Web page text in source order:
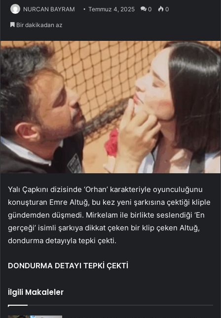
NURCAN BAYRAM Temmuz 4, 2025 0 0
Bir dakikadan az
Yalı Çapkını dizisinde ‘Orhan’ karakteriyle oyunculuğunu
konuşturan Emre Altuğ, bu kez yeni şarkısına çektiği kliple
gündemden düşmedi. Mirkelam ile birlikte seslendiği ‘En
gerçeği’ isimli şarkıya dikkat çeken bir klip çeken Altuğ,
dondurma detayıyla tepki çekti.
DONDURMA DETAYI TEPKİ ÇEKTİ
İlgili Makaleler